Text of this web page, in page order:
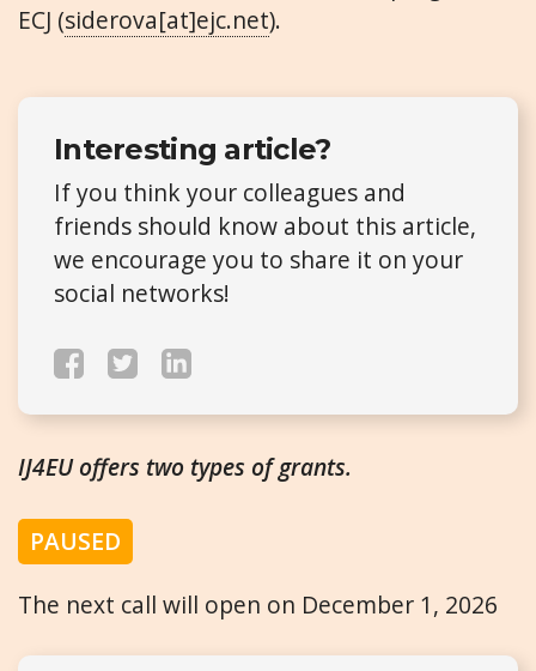
ECJ (siderova[at]ejc.net).
Interesting article?
If you think your colleagues and
friends should know about this article,
we encourage you to share it on your
social networks!
IJ4EU offers two types of grants.
PAUSED
The next call will open on December 1, 2026